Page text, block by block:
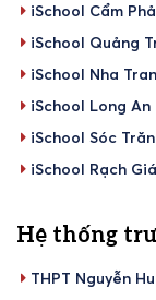
iSchool Cẩm Phả
iSchool Quảng
iSchool Nha
iSchool Long An
iSchool Sóc
iSchool Rạch Giá
Hệ thống
THPT Nguyễn